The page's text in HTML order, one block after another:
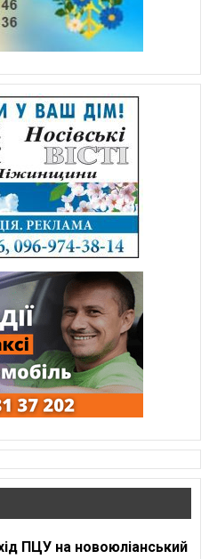
ПЦУ на новоюліанський